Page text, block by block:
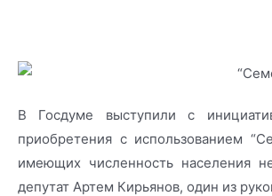
В Госдуме выступили с
приобретения с использованием
имеющих численность населения
депутат Артем Кирьянов, один из